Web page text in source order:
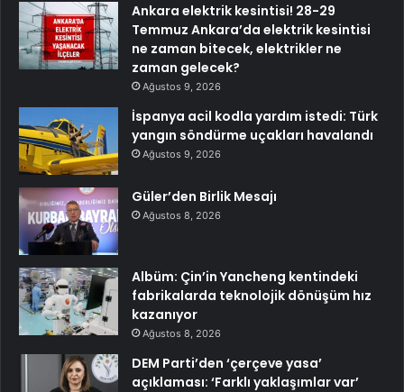
Ankara elektrik kesintisi! 28-29
Temmuz Ankara’da elektrik kesintisi
ne zaman bitecek, elektrikler ne
zaman gelecek?
Ağustos 9, 2026
İspanya acil kodla yardım istedi: Türk
yangın söndürme uçakları havalandı
Ağustos 9, 2026
Güler’den Birlik Mesajı
Ağustos 8, 2026
Albüm: Çin’in Yancheng kentindeki
fabrikalarda teknolojik dönüşüm hız
kazanıyor
Ağustos 8, 2026
DEM Parti’den ‘çerçeve yasa’
açıklaması: ‘Farklı yaklaşımlar var’